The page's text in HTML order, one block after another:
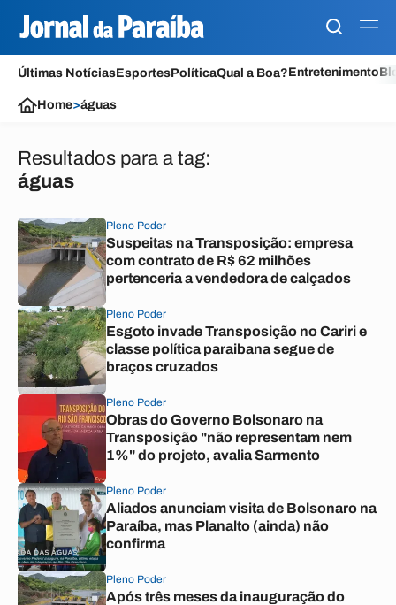
Últimas NotíciasEsportesPolíticaQual a Boa?Entretenimento
Home>águas
Resultados para a tag:
águas
Pleno Poder
Suspeitas na Transposição: empresa
com contrato de R$ 62 milhões
pertenceria a vendedora de calçados
Pleno Poder
Esgoto invade Transposição no Cariri e
classe política paraibana segue de
braços cruzados
Pleno Poder
Obras do Governo Bolsonaro na
Transposição "não representam nem
1%" do projeto, avalia Sarmento
Pleno Poder
Aliados anunciam visita de Bolsonaro na
Paraíba, mas Planalto (ainda) não
confirma
Pleno Poder
Após três meses da inauguração do